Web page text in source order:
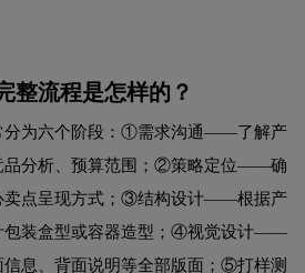
整流程是怎样的？
分为六个阶段：①需求沟通——了解产
品分析、预算范围；②策略定位——确
卖点呈现方式；③结构设计——根据产
包装盒型或容器造型；④视觉设计——
息、背面说明等全部版面；⑤打样测